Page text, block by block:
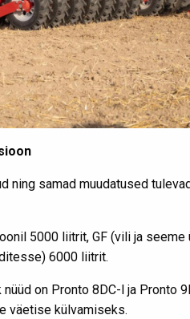
ning samad muudatused
5000 liitrit, GF (vili ja
6000 liitrit.
on Pronto 8DC-l ja Pronto
väetise külvamiseks.